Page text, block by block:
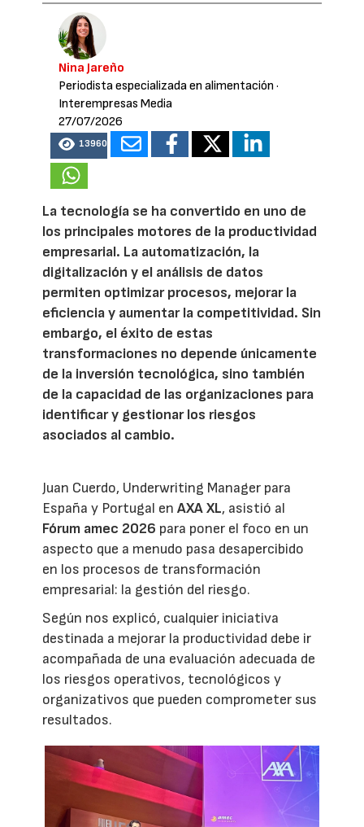
Nina Jareño
Periodista especializada en alimentación ·
Interempresas Media
27/07/2026
13960
La tecnología se ha convertido en uno de
los principales motores de la productividad
empresarial. La automatización, la
digitalización y el análisis de datos
permiten optimizar procesos, mejorar la
eficiencia y aumentar la competitividad. Sin
embargo, el éxito de estas
transformaciones no depende únicamente
de la inversión tecnológica, sino también
de la capacidad de las organizaciones para
identificar y gestionar los riesgos
asociados al cambio.
Juan Cuerdo, Underwriting Manager para
España y Portugal enAXA XL, asistió al
Fórum amec 2026 para poner el foco en un
aspecto que a menudo pasa desapercibido
en los procesos de transformación
empresarial: la gestión del riesgo.
Según nos explicó, cualquier iniciativa
destinada a mejorar la productividad debe ir
acompañada de una evaluación adecuada de
los riesgos operativos, tecnológicos y
organizativos que pueden comprometer sus
resultados.